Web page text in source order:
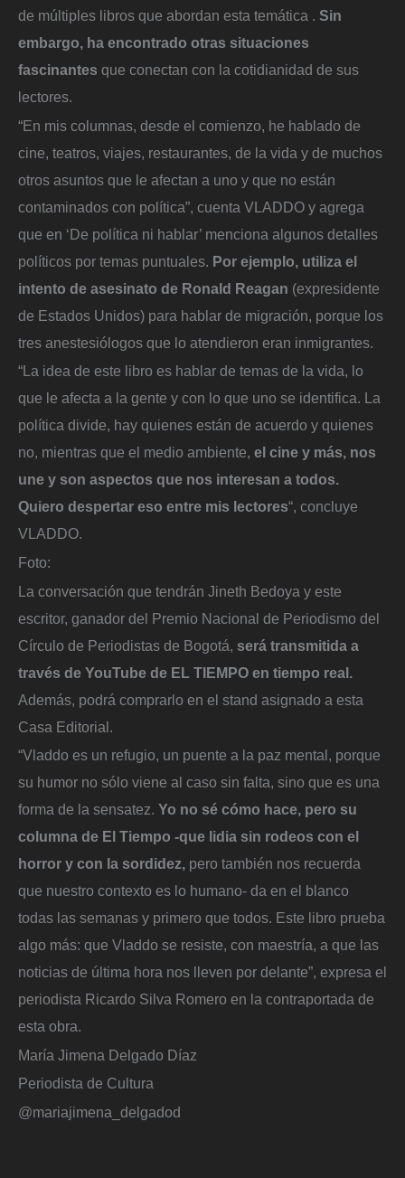
de múltiples libros que abordan esta temática . Sin
embargo, ha encontrado otras situaciones
fascinantes que conectan con la cotidianidad de sus
lectores.
“En mis columnas, desde el comienzo, he hablado de
cine, teatros, viajes, restaurantes, de la vida y de muchos
otros asuntos que le afectan a uno y que no están
contaminados con política”, cuenta VLADDO y agrega
que en ‘De política ni hablar’ menciona algunos detalles
políticos por temas puntuales. Por ejemplo, utiliza el
intento de asesinato de Ronald Reagan (expresidente
de Estados Unidos) para hablar de migración, porque los
tres anestesiólogos que lo atendieron eran inmigrantes.
“La idea de este libro es hablar de temas de la vida, lo
que le afecta a la gente y con lo que uno se identifica. La
política divide, hay quienes están de acuerdo y quienes
no, mientras que el medio ambiente, el cine y más, nos
une y son aspectos que nos interesan a todos.
Quiero despertar eso entre mis lectores“, concluye
VLADDO.
Foto:
La conversación que tendrán Jineth Bedoya y este
escritor, ganador del Premio Nacional de Periodismo del
Círculo de Periodistas de Bogotá, será transmitida a
través de YouTube de EL TIEMPO en tiempo real.
Además, podrá comprarlo en el stand asignado a esta
Casa Editorial.
“Vladdo es un refugio, un puente a la paz mental, porque
su humor no sólo viene al caso sin falta, sino que es una
forma de la sensatez. Yo no sé cómo hace, pero su
columna de El Tiempo -que lidia sin rodeos con el
horror y con la sordidez, pero también nos recuerda
que nuestro contexto es lo humano- da en el blanco
todas las semanas y primero que todos. Este libro prueba
algo más: que Vladdo se resiste, con maestría, a que las
noticias de última hora nos lleven por delante”, expresa el
periodista Ricardo Silva Romero en la contraportada de
esta obra.
María Jimena Delgado Díaz
Periodista de Cultura
@mariajimena_delgadod